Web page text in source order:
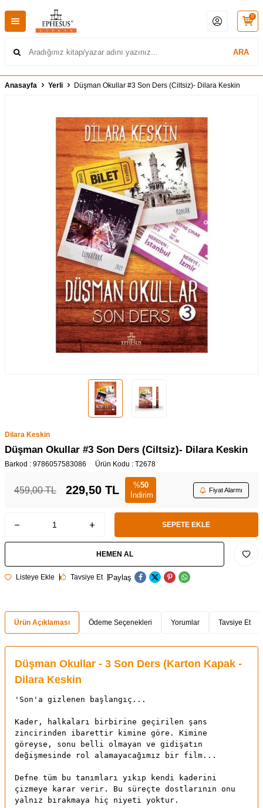
ARA
0
Anasayfa Yerli Düşman Okullar #3 Son Ders (Ciltsiz)- Dilara Keskin
Dilara Keskin
Düşman Okullar #3 Son Ders (Ciltsiz)- Dilara Keskin
Barkod : 9786057583086 Ürün Kodu : T2678
459,00TL 229,50 TL %50
İndirim
Fiyat Alarmı
SEPETE EKLE
HEMEN AL
Listeye Ekle Tavsiye Et Paylaş
Ürün Açıklaması Ödeme Seçenekleri Yorumlar Tavsiye Et
Düşman Okullar - 3 Son Ders (Karton Kapak -
Dilara Keskin
'Son'a gizlenen başlangıç...
Kader, halkaları birbirine geçirilen şans
zincirinden ibarettir kimine göre. Kimine
göreyse, sonu belli olmayan ve gidişatın
değişmesinde rol alamayacağımız bir film...
Defne tüm bu tanımları yıkıp kendi kaderini
çizmeye karar verir. Bu süreçte dostlarının onu
yalnız bırakmaya hiç niyeti yoktur.